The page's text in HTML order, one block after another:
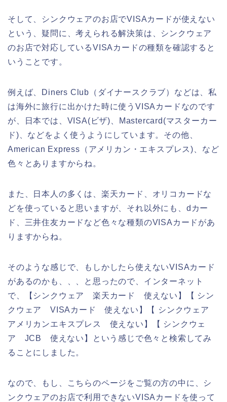
そして、シンクウェアのお店でVISAカードが使えない
という、疑問に、考えられる解決策は、シンクウェア
のお店で対応しているVISAカードの種類を確認すると
いうことです。
例えば、Diners Club（ダイナースクラブ）などは、私
は海外に旅行に出かけた時に使うVISAカードなのです
が、日本では、VISA(ビザ)、Mastercard(マスターカー
ド)、などをよく使うようにしています。その他、
American Express（アメリカン・エキスプレス)、など
色々とありますからね。
また、日本人の多くは、楽天カード、オリコカードな
どを使っていると思いますが、それ以外にも、dカー
ド、三井住友カードなど色々な種類のVISAカードがあ
りますからね。
そのような感じで、もしかしたら使えないVISAカード
があるのかも、、、と思ったので、インターネット
で、【シンクウェア 楽天カード 使えない】【 シン
クウェア VISAカード 使えない】【 シンクウェア
アメリカンエキスプレス 使えない】【 シンクウェ
ア JCB 使えない】という感じで色々と検索してみ
ることにしました。
なので、もし、こちらのページをご覧の方の中に、シ
ンクウェアのお店で利用できないVISAカードを使って